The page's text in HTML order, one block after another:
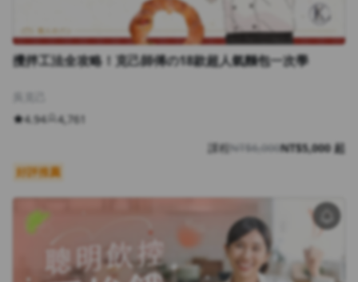
攪拌工法全攻略！克己師傅の18款超人氣麵包一次學
4.94
4,761
課程NT$6,000NT$5,000 起
好評推薦